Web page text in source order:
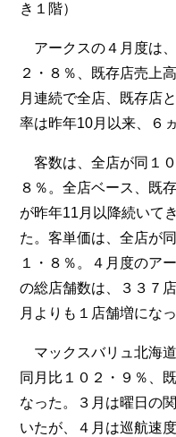
き１階）
アークスの４月度は
２・８％、既存店売上
月連続で全店、既存店
率は昨年10月以来、６
客数は、全店が同１
８％。全店ベース、既
が昨年11月以降続いて
た。客単価は、全店が
１・８％。４月度のア
の総店舗数は、３３７
月よりも１店舗増になっ
マックスバリュ北海
同月比１０２・９％、
なった。３月は曜日の
いたが、４月は巡航速